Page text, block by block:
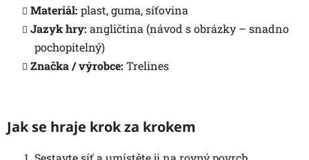
Materiál: plast, guma, síťovina
Jazyk hry: angličtina (návod s obrázky – snadno
pochopitelný)
Značka / výrobce: Trelines
Jak se hraje krok za krokem